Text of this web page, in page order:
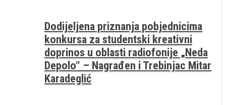
Dodijeljena priznanja pobjednicima
konkursa za studentski kreativni
doprinos u oblasti radiofonije „Neda
Depolo“ – Nagrađen i Trebinjac Mitar
Karadeglić